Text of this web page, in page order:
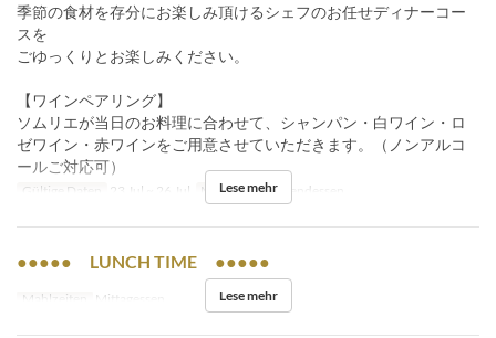
季節の食材を存分にお楽しみ頂けるシェフのお任せディナーコー
スを
ごゆっくりとお楽しみください。
【ワインペアリング】
ソムリエが当日のお料理に合わせて、シャンパン・白ワイン・ロ
ゼワイン・赤ワインをご用意させていただきます。（ノンアルコ
ールご対応可）
Gültige Daten 23 Jul ~ 26 Jul Mahlzeiten Abendessen
Lese mehr
●●●●● LUNCH TIME ●●●●●
Mahlzeiten Mittagessen Lese mehr